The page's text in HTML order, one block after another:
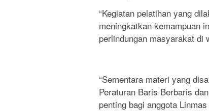
“Kegiatan pelatihan yang
meningkatkan kemampuan
perlindungan masyarakat di
“Sementara materi yang
Peraturan Baris Berbaris
penting bagi anggota